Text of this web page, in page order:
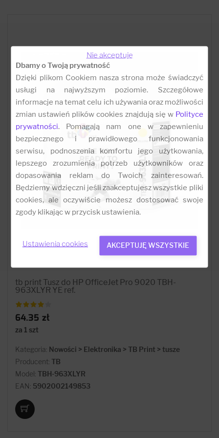
tb print Tusz do HP OfficeJet Pro 9020 TBH-
963XLYR YE ref.
64.35 zł
za 1 szt
Kategoria: Nowości > Elektronika > TB Print > tusze
Producent: TB
Model: TBH-963XLYR
EAN: 5902002149853
Nie akceptuję
Dbamy o Twoją prywatność
Dzięki plikom Cookiem nasza strona może świadczyć
usługi na najwyższym poziomie. Szczegółowe
informacje na temat celu ich używania oraz możliwości
zmian ustawień plików cookies znajdują się w Polityce
prywatności. Pomagają nam one w zapewnieniu
bezpiecznego i prawidłowego funkcjonowania
serwisu, podnoszenia komfortu jego użytkowania,
lepszego zrozumienia potrzeb użytkowników oraz
dopasowania reklam do Twoich zainteresowań.
Będziemy wdzięczni jeśli zaakceptujesz wszystkie pliki
cookies, ale oczywiście możesz dostosować swoje
zgody klikając w przycisk ustawienia.
Ustawienia cookies AKCEPTUJĘ WSZYSTKIE